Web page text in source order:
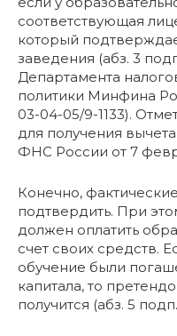
соответствующая
который
заведения (абз. 3
Департамента
политики Минфина
03-04-05/9-1133).
для получения
ФНС России от 7
Конечно,
подтвердить. При
должен оплатить
счет своих средств.
обучение были
капитала, то
получится (абз. 5